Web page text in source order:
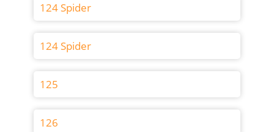
124 Spider
124 Spider
125
126